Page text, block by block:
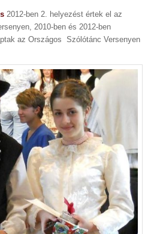
2012-ben 2. helyezést értek el az
2010-ben és 2012-ben
az Országos Szólótánc Versenyen